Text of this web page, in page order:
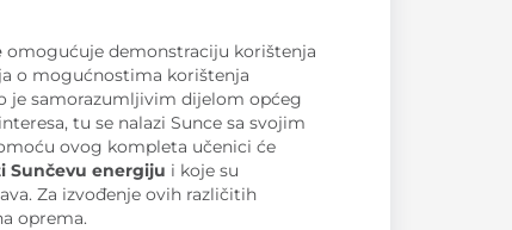
omogućuje demonstraciju korištenja
o mogućnostima korištenja
je samorazumljivim dijelom općeg
tu se nalazi Sunce sa svojim
ovog kompleta učenici će
Sunčevu energiju i koje su
Za izvođenje ovih različitih
oprema.